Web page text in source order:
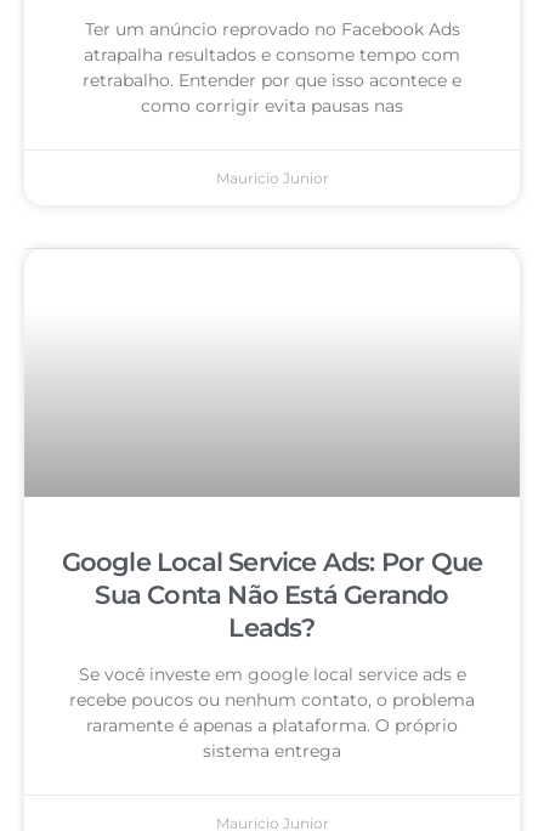
Ter um anúncio reprovado no Facebook Ads
atrapalha resultados e consome tempo com
retrabalho. Entender por que isso acontece e
como corrigir evita pausas nas
Mauricio Junior
Google Local Service Ads: Por Que
Sua Conta Não Está Gerando
Leads?
Se você investe em google local service ads e
recebe poucos ou nenhum contato, o problema
raramente é apenas a plataforma. O próprio
sistema entrega
Mauricio Junior